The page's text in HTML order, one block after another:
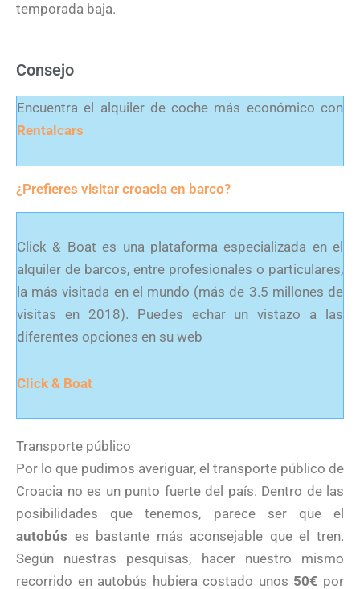
temporada baja.
Consejo
Encuentra el alquiler de coche más económico con
Rentalcars
¿Prefieres visitar croacia en barco?
Click & Boat es una plataforma especializada en el
alquiler de barcos, entre profesionales o particulares,
la más visitada en el mundo (más de 3.5 millones de
visitas en 2018). Puedes echar un vistazo a las
diferentes opciones en su web
Click & Boat
Transporte público
Por lo que pudimos averiguar, el transporte público de
Croacia no es un punto fuerte del país. Dentro de las
posibilidades que tenemos, parece ser que el
autobús es bastante más aconsejable que el tren.
Según nuestras pesquisas, hacer nuestro mismo
recorrido en autobús hubiera costado unos 50€ por